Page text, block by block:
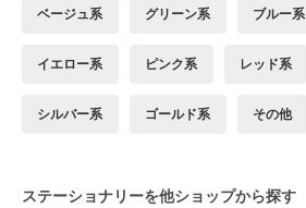
ベージュ系 グリーン系 ブルー系
イエロー系 ピンク系 レッド系
シルバー系 ゴールド系 その他
ステーショナリーを他ショップから探す